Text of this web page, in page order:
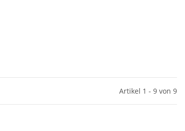
Artikel 1 - 9 von 9